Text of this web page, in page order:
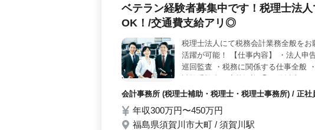
ベテラン経験者募集中です！税理士法
OK！/交通費支給アリ◎
税理士法人にて税務会計業務全般を
活躍が可能！ 【仕事内容】 ・法人申
巡回監査 ・税務に関係する仕事全般
軽にお問い合わせください。 皆様の
会計事務所 (税理士補助・税理士・税理士事務所) / 正社
年収300万円〜450万円
福島県須賀川市大町 / 須賀川駅